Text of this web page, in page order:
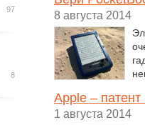
8 августа 2014
Apple –
1 августа 2014
97
8